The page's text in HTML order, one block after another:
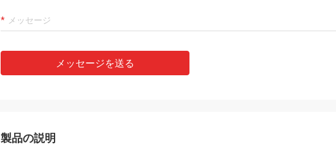
メッセージを送る
製品の説明